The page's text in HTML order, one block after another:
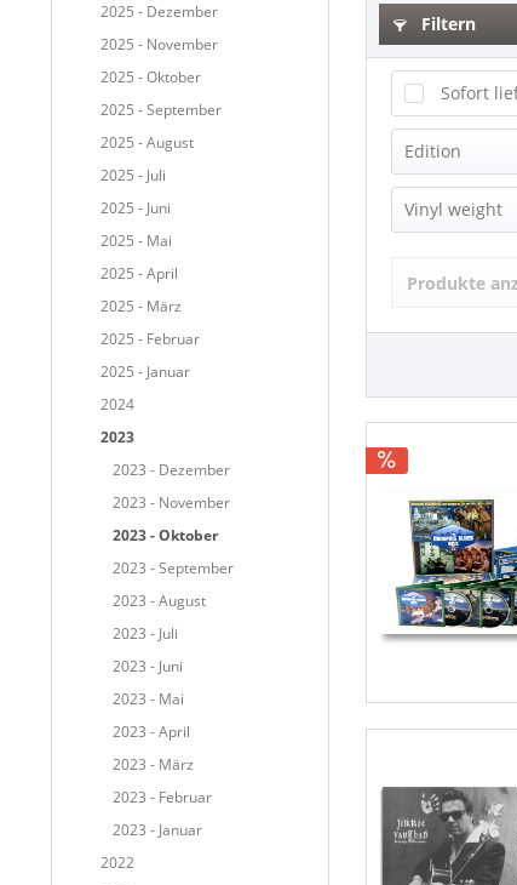
2025 - Dezember
2025 - November
2025 - Oktober
2025 - September
2025 - August
2025 - Juli
2025 - Juni
2025 - Mai
2025 - April
2025 - März
2025 - Februar
2025 - Januar
2024
2023
2023 - Dezember
2023 - November
2023 - Oktober
2023 - September
2023 - August
2023 - Juli
2023 - Juni
2023 - Mai
2023 - April
2023 - März
2023 - Februar
2023 - Januar
2022
Filtern
Sofort
Edition
Limited
Vinyl weight
Produkte